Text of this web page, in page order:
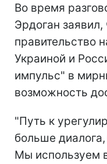
Во время
Эрдоган заявил,
правительство
Украиной и
импульс" в
возможность
"Путь к
больше
Мы используем